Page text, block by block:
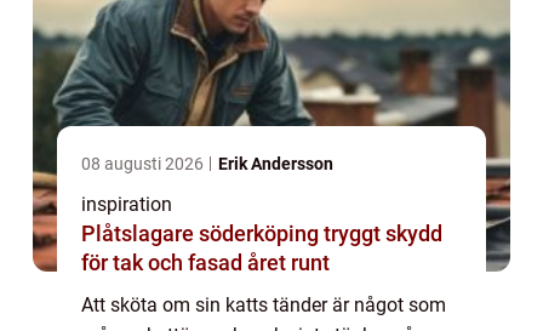
08 augusti 2026 Erik Andersson
inspiration
Plåtslagare söderköping tryggt skydd
för tak och fasad året runt
Att sköta om sin katts tänder är något som